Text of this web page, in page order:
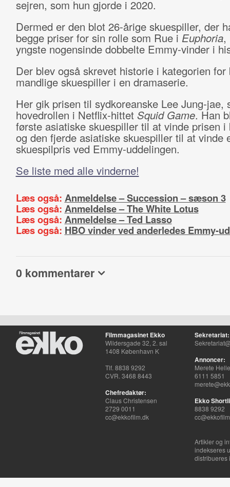
sejren, som hun gjorde i 2020.
Dermed er den blot 26-årige skuespiller, der
begge priser for sin rolle som Rue i Euphoria,
yngste nogensinde dobbelte Emmy-vinder i
Der blev også skrevet historie i kategorien for
mandlige skuespiller i en dramaserie.
Her gik prisen til sydkoreanske Lee Jung-jae,
hovedrollen i Netflix-hittet Squid Game. Han
første asiatiske skuespiller til at vinde prisen i
og den fjerde asiatiske skuespiller til at vinde
skuespilpris ved Emmy-uddelingen.
Se liste med alle vinderne!
Læs også: Anmeldelse – Succession – sæson 3
Læs også: Anmeldelse – The White Lotus
Læs også: Anmeldelse – Ted Lasso
Læs også: HBO vinder ved anderledes Emmy-
0 kommentarer
Filmmagasinet Ekko
Wildersgade 32, 2. sal
1408 København K
Tlf. 8838 9292
CVR. 3468 8443
Chefredaktør:
Claus Christensen
2729 0011
cc@ekkofilm.dk
Sekretariat:
Annoncer:
Merete
6111 5851
Ekko
8838 9292
Artikler og
indekseres
distribueres